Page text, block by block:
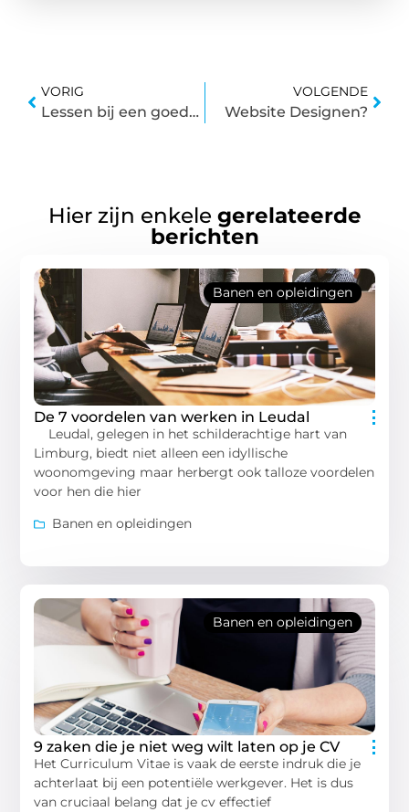
VORIG
Lessen bij een goedkope rijschool in Amsterdam volgen?
VOLGENDE
Website Designen?
Hier zijn enkele gerelateerde
berichten
Banen en opleidingen
De 7 voordelen van werken in Leudal
Leudal, gelegen in het schilderachtige hart van
Limburg, biedt niet alleen een idyllische
woonomgeving maar herbergt ook talloze voordelen
voor hen die hier
Banen en opleidingen
Banen en opleidingen
9 zaken die je niet weg wilt laten op je CV
Het Curriculum Vitae is vaak de eerste indruk die je
achterlaat bij een potentiële werkgever. Het is dus
van cruciaal belang dat je cv effectief